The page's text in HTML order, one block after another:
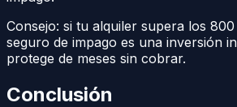
Consejo: si tu alquiler supera los
seguro de impago es una inversión
protege de meses sin cobrar.
Conclusión